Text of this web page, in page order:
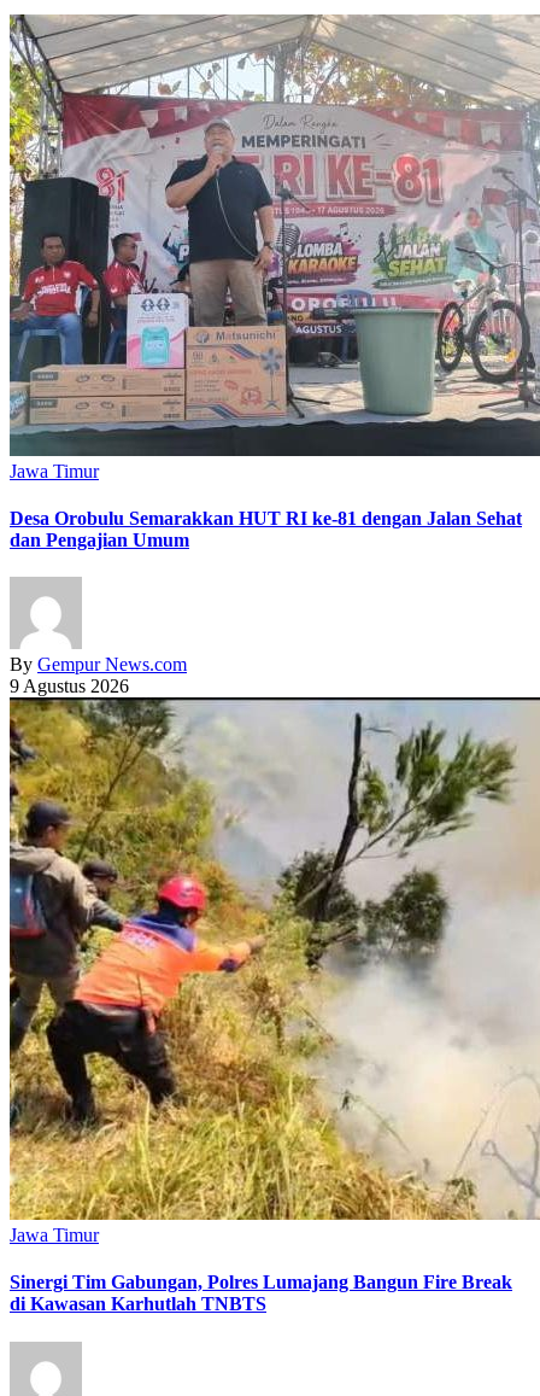
Jawa Timur
‎Desa Orobulu Semarakkan HUT RI ke-81 dengan Jalan Sehat
dan Pengajian Umum
By Gempur News.com
9 Agustus 2026
Jawa Timur
Sinergi Tim Gabungan, Polres Lumajang Bangun Fire Break
di Kawasan Karhutlah TNBTS